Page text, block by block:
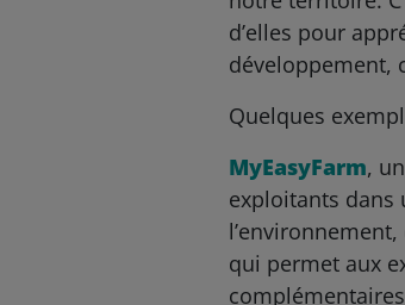
d’elles pour
développement,
Quelques
MyEasyFarm,
exploitants dans
qui permet aux